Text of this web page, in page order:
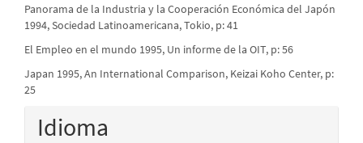
Panorama de la Industria y la Cooperación Económica del Japón
1994, Sociedad Latinoamericana, Tokio, p: 41
El Empleo en el mundo 1995, Un informe de la OIT, p: 56
Japan 1995, An International Comparison, Keizai Koho Center, p:
25
Idioma